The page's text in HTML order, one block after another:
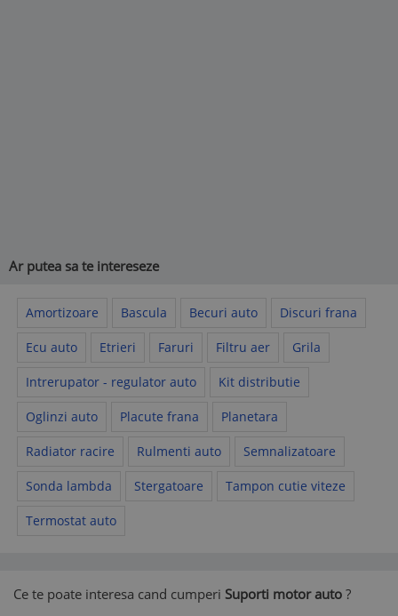
Ar putea sa te intereseze
Amortizoare Bascula Becuri auto Discuri frana
Ecu auto Etrieri Faruri Filtru aer Grila
Intrerupator - regulator auto Kit distributie
Oglinzi auto Placute frana Planetara
Radiator racire Rulmenti auto Semnalizatoare
Sonda lambda Stergatoare Tampon cutie viteze
Termostat auto
Ce te poate interesa cand cumperi Suporti motor auto ?